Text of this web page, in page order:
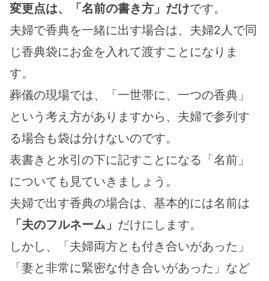
変更点は、「名前の書き方」だけです。
夫婦で香典を一緒に出す場合は、夫婦2人で同
じ香典袋にお金を入れて渡すことになりま
す。
葬儀の現場では、「一世帯に、一つの香典」
という考え方がありますから、夫婦で参列す
る場合も袋は分けないのです。
表書きと水引の下に記すことになる「名前」
についても見ていきましょう。
夫婦で出す香典の場合は、基本的には名前は
「夫のフルネーム」 だけにします。
しかし、「夫婦両方とも付き合いがあった」
「妻と非常に緊密な付き合いがあった」など